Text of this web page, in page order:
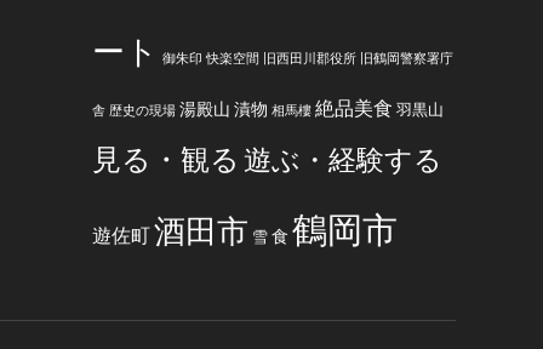
ート
御朱印 快楽空間 旧西田川郡役所 旧鶴岡警察署庁
舎 歴史の現場 湯殿山 漬物 相馬樓 絶品美食 羽黒山
見る・観る 遊ぶ・経験する
遊佐町酒田市 雪 食 鶴岡市